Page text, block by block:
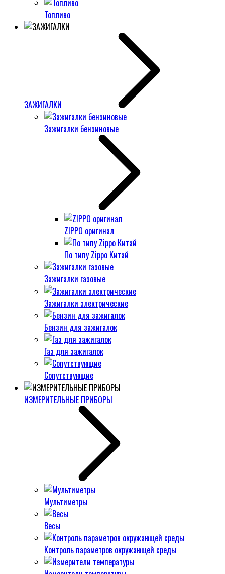
Топливо
ЗАЖИГАЛКИ
Зажигалки бензиновые
ZIPPO оригинал
По типу Zippo Китай
Зажигалки газовые
Зажигалки электрические
Бензин для зажигалок
Газ для зажигалок
Сопутствующие
ИЗМЕРИТЕЛЬНЫЕ ПРИБОРЫ
Мультиметры
Весы
Контроль параметров окружающей среды